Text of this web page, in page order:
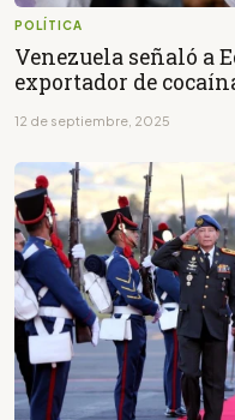
POLÍTICA
Venezuela señaló a
exportador de
12 de septiembre, 2025